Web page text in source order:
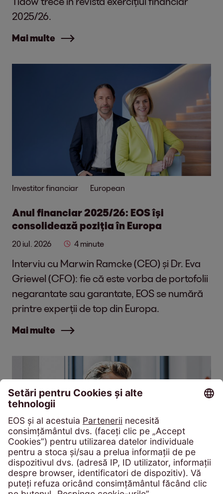
2025/26.
Mai multe
Investitor financiar European
Anul financiar 2025/26: EOS își
consolidează poziția în Europa
20 iul. 2026 4 minute
Interviu cu Marwin Ramcke (CEO) și Dr. Eva
Griewel (CFO): fie că este vorba de portofolii
negarantate sau garantate, EOS se numără
printre experții de top din Europa.
Mai multe
Achiziționare de creanțe Creanțe negarantate